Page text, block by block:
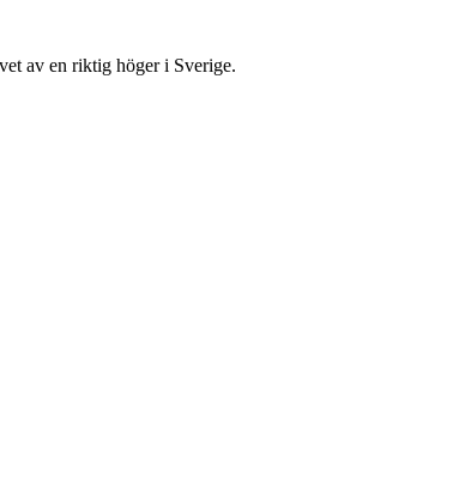
av en riktig höger i Sverige.